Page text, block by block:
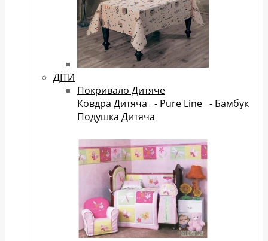
ДІТИ
Покривало Дитяче
Ковдра Дитяча - Pure Line - Бамбук
Подушка Дитяча